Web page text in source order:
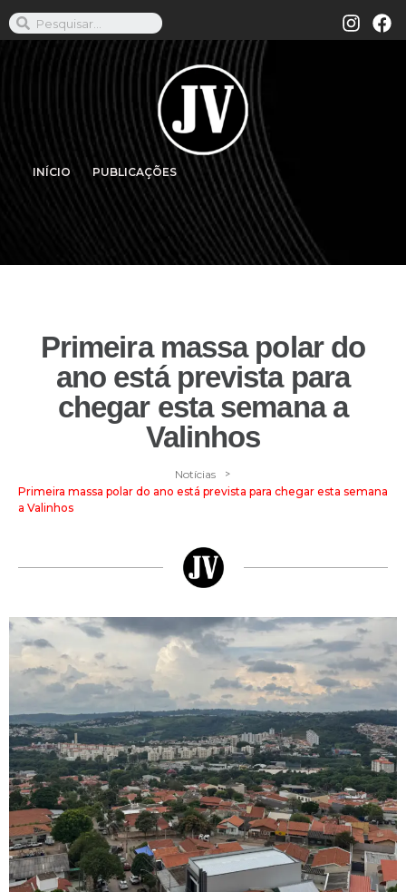
INÍCIO PUBLICAÇÕES
Primeira massa polar do
ano está prevista para
chegar esta semana a
Valinhos
Notícias >
Primeira massa polar do ano está prevista para chegar esta semana
a Valinhos